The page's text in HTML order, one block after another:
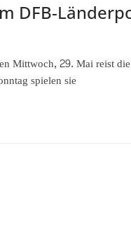
DFB-
Mittwoch, 29. Mai reist
spielen sie